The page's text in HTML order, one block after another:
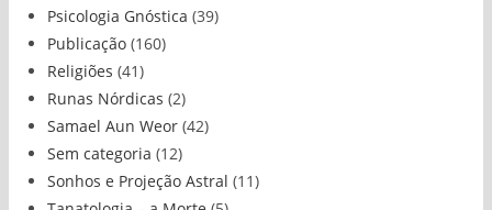
Psicologia Gnóstica (39)
Publicação (160)
Religiões (41)
Runas Nórdicas (2)
Samael Aun Weor (42)
Sem categoria (12)
Sonhos e Projeção Astral (11)